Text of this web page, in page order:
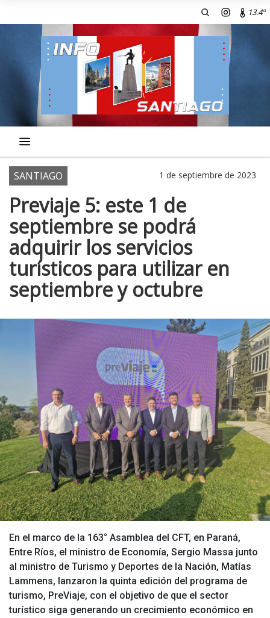
13.4º
SANTIAGO 1 de septiembre de 2023
Previaje 5: este 1 de
septiembre se podrá
adquirir los servicios
turísticos para utilizar en
septiembre y octubre
En el marco de la 163° Asamblea del CFT, en Paraná,
Entre Ríos, el ministro de Economía, Sergio Massa junto
al ministro de Turismo y Deportes de la Nación, Matías
Lammens, lanzaron la quinta edición del programa de
turismo, PreViaje, con el objetivo de que el sector
turístico siga generando un crecimiento económico en